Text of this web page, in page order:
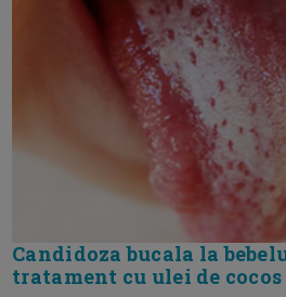
Candidoza bucala la
tratament cu ulei de cocos